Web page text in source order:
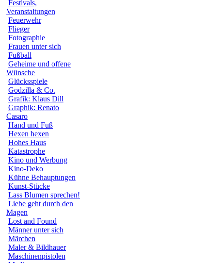
Festivals,
Veranstaltungen
Feuerwehr
Flieger
Fotographie
Frauen unter sich
Fußball
Geheime und offene
Wünsche
Glücksspiele
Godzilla & Co.
Grafik: Klaus Dill
Graphik: Renato
Casaro
Hand und Fuß
Hexen hexen
Hohes Haus
Katastrophe
Kino und Werbung
Kino-Deko
Kühne Behauptungen
Kunst-Stücke
Lass Blumen sprechen!
Liebe geht durch den
Magen
Lost and Found
Männer unter sich
Märchen
Maler & Bildhauer
Maschinenpistolen